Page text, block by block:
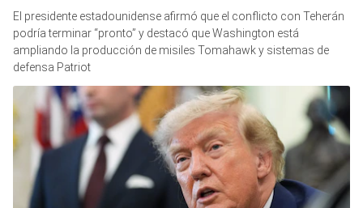
El presidente estadounidense afirmó que el conflicto con Teherán
podría terminar “pronto” y destacó que Washington está
ampliando la producción de misiles Tomahawk y sistemas de
defensa Patriot